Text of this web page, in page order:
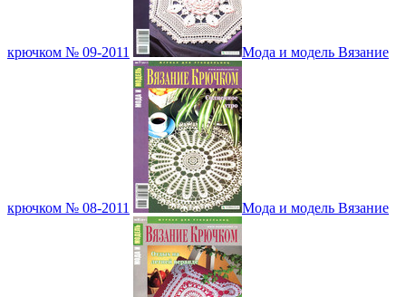
крючком № 09-2011 Мода и модель Вязание
крючком № 08-2011 Мода и модель Вязание